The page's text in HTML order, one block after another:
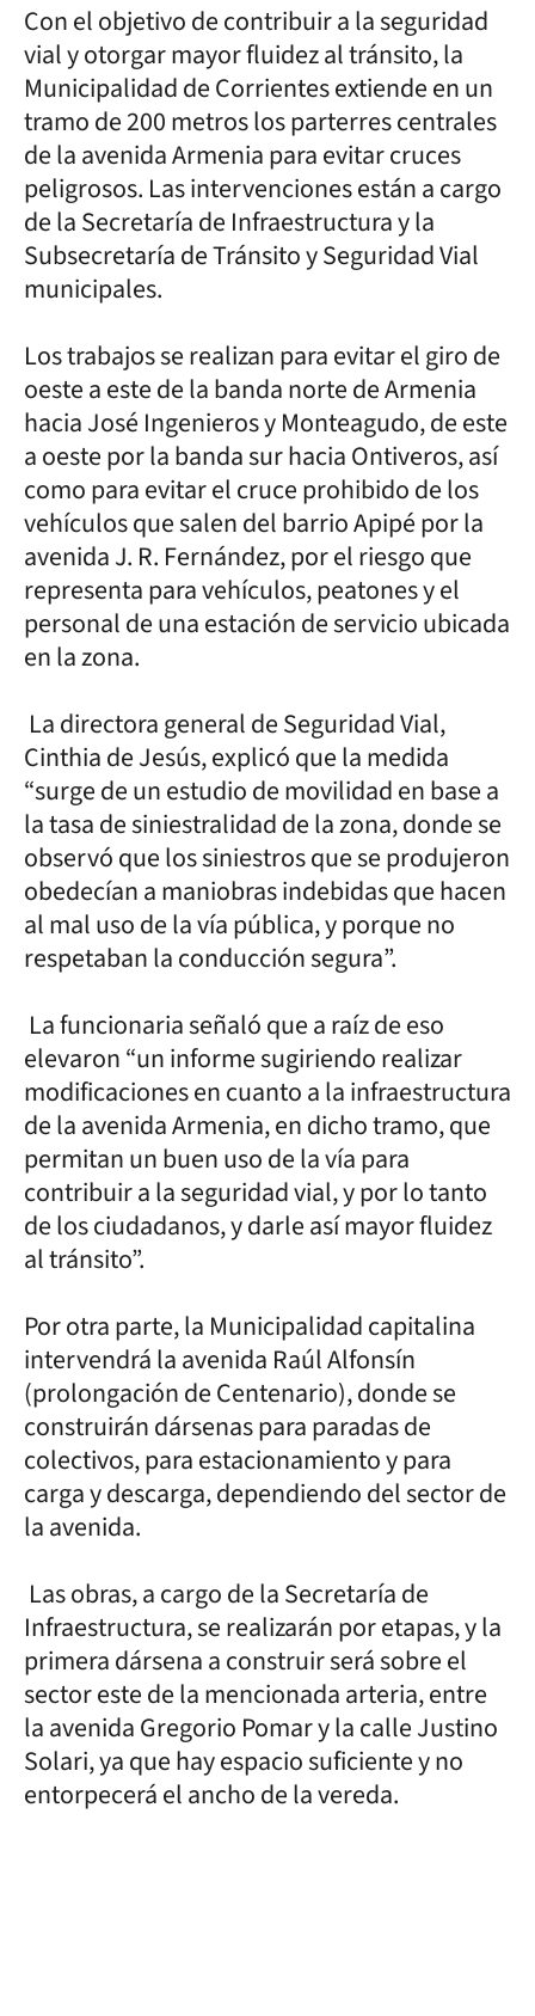
Con el objetivo de contribuir a la seguridad
vial y otorgar mayor fluidez al tránsito, la
Municipalidad de Corrientes extiende en un
tramo de 200 metros los parterres centrales
de la avenida Armenia para evitar cruces
peligrosos. Las intervenciones están a cargo
de la Secretaría de Infraestructura y la
Subsecretaría de Tránsito y Seguridad Vial
municipales.
Los trabajos se realizan para evitar el giro de
oeste a este de la banda norte de Armenia
hacia José Ingenieros y Monteagudo, de este
a oeste por la banda sur hacia Ontiveros, así
como para evitar el cruce prohibido de los
vehículos que salen del barrio Apipé por la
avenida J. R. Fernández, por el riesgo que
representa para vehículos, peatones y el
personal de una estación de servicio ubicada
en la zona.
La directora general de Seguridad Vial,
Cinthia de Jesús, explicó que la medida
“surge de un estudio de movilidad en base a
la tasa de siniestralidad de la zona, donde se
observó que los siniestros que se produjeron
obedecían a maniobras indebidas que hacen
al mal uso de la vía pública, y porque no
respetaban la conducción segura”.
La funcionaria señaló que a raíz de eso
elevaron “un informe sugiriendo realizar
modificaciones en cuanto a la infraestructura
de la avenida Armenia, en dicho tramo, que
permitan un buen uso de la vía para
contribuir a la seguridad vial, y por lo tanto
de los ciudadanos, y darle así mayor fluidez
al tránsito”.
Por otra parte, la Municipalidad capitalina
intervendrá la avenida Raúl Alfonsín
(prolongación de Centenario), donde se
construirán dársenas para paradas de
colectivos, para estacionamiento y para
carga y descarga, dependiendo del sector de
la avenida.
Las obras, a cargo de la Secretaría de
Infraestructura, se realizarán por etapas, y la
primera dársena a construir será sobre el
sector este de la mencionada arteria, entre
la avenida Gregorio Pomar y la calle Justino
Solari, ya que hay espacio suficiente y no
entorpecerá el ancho de la vereda.